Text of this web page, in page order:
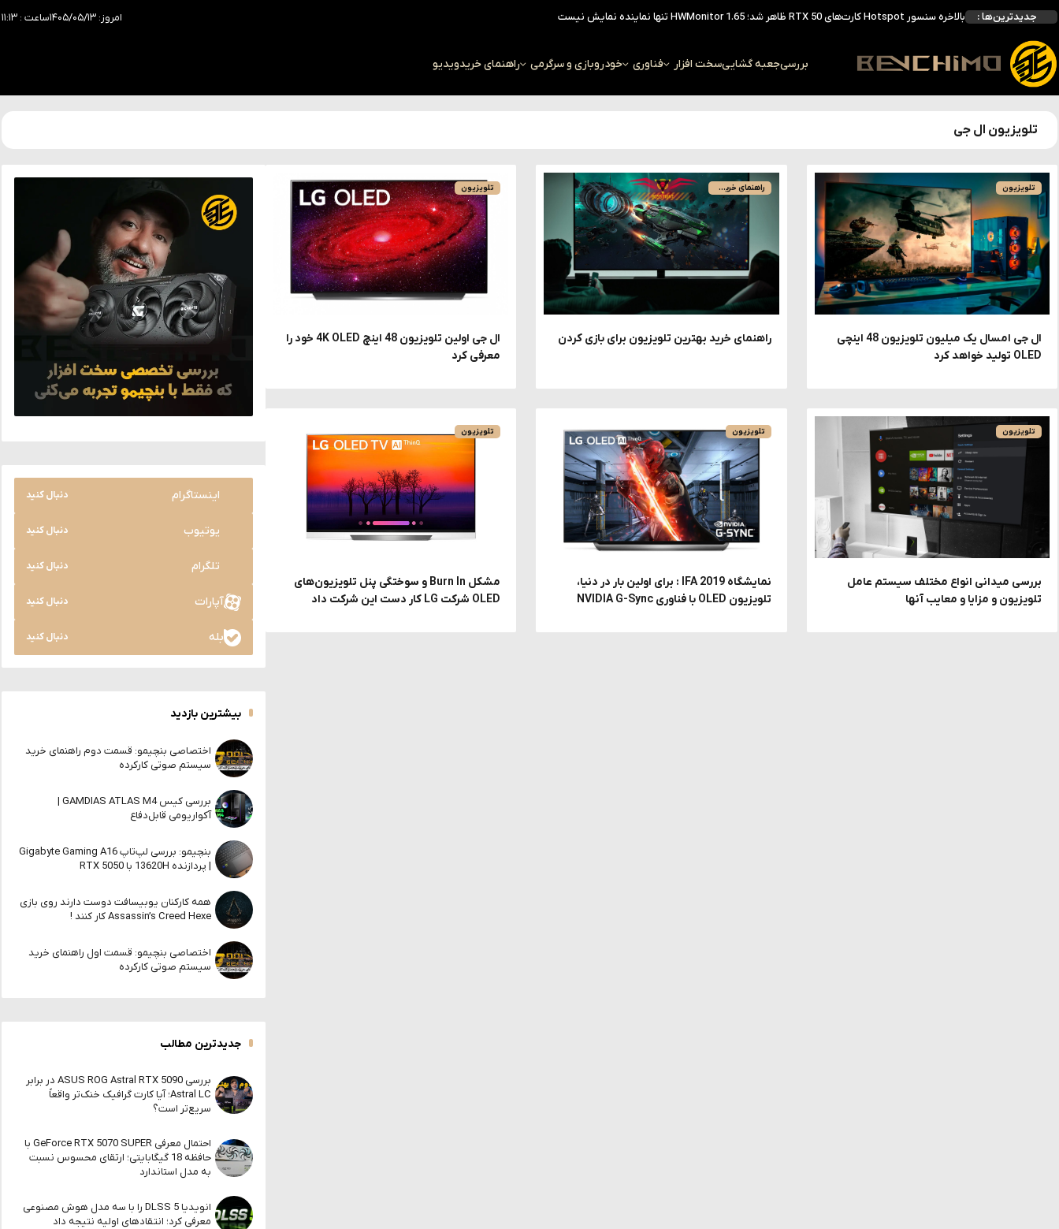
جدیدترین‌ها :
بالاخره سنسور Hotspot کارت‌های RTX 50 ظاهر شد؛ HWMonitor 1.65 تنها نماینده نمایش نیست
امروز: ۱۴۰۵/۰۵/۱۳ ساعت : ۱۱:۱۳
بررسیجعبه گشاییسخت افزار فناوری خودروبازی و سرگرمی راهنمای خریدویدیو
تلویزیون ال جی
تلویزیون
ال جی امسال یک میلیون تلویزیون 48 اینچی
OLED تولید خواهد کرد
راهنمای خرید تلویزیون
راهنمای خرید بهترین تلویزیون برای بازی کردن
تلویزیون
ال جی اولین تلویزیون 48 اینچ 4K OLED خود را
معرفی کرد
تلویزیون
بررسی میدانی انواع مختلف سیستم عامل
تلویزیون و مزایا و معایب آنها
تلویزیون
نمایشگاه IFA 2019 : برای اولین بار در دنیا،
تلویزیون‌ OLED با فناوری NVIDIA G-Sync
تلویزیون
مشکل Burn In و سوختگی پنل تلویزیون‌های
OLED شرکت LG کار دست این شرکت داد
اینستاگرام دنبال کنید
یوتیوب دنبال کنید
تلگرام دنبال کنید
آپارات دنبال کنید
بله دنبال کنید
بیشترین بازدید
اختصاصی بنچیمو: قسمت دوم راهنمای خرید
سیستم صوتی کارکرده
بررسی کیس GAMDIAS ATLAS M4 |
آکواریومی قابل‌دفاع
بنچیمو: بررسی لپ‌تاپ Gigabyte Gaming A16
| پردازنده 13620H با RTX 5050
همه کارکنان یوبیسافت دوست دارند روی بازی
Assassin’s Creed Hexe کار کنند !
اختصاصی بنچیمو: قسمت اول راهنمای خرید
سیستم صوتی کارکرده
جدیدترین مطالب
بررسی ASUS ROG Astral RTX 5090 در برابر
Astral LC؛ آیا کارت گرافیک خنک‌تر واقعاً
سریع‌تر است؟
احتمال معرفی GeForce RTX 5070 SUPER با
حافظه 18 گیگابایتی؛ ارتقای محسوس نسبت
به مدل استاندارد
انویدیا DLSS 5 را با سه مدل هوش مصنوعی
معرفی کرد؛ انتقادهای اولیه نتیجه داد